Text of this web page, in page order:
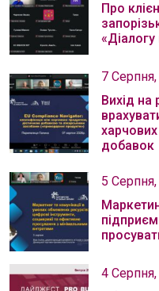
Про
«Діалогу
7
Вихід на
харчових
добавок
5
4